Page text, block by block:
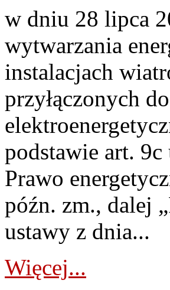
w dniu 28 lipca
wytwarzania
instalacjach
przyłączonych
podstawie art.
Prawo
późn. zm., dalej
ustawy z dnia...
Więcej...